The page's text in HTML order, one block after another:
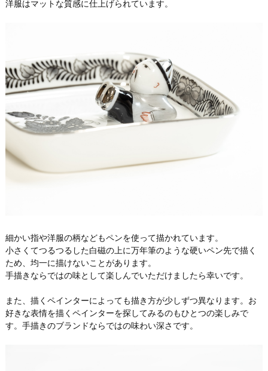
洋服はマットな質感に仕上げられています。
細かい指や洋服の柄などもペンを使って描かれています。
小さくてつるつるした白磁の上に万年筆のような硬いペン先で描く
ため、均一に描けないことがあります。
手描きならではの味として楽しんでいただけましたら幸いです。
また、描くペインターによっても描き方が少しずつ異なります。お
好きな表情を描くペインターを探してみるのもひとつの楽しみで
す。手描きのブランドならではの味わい深さです。